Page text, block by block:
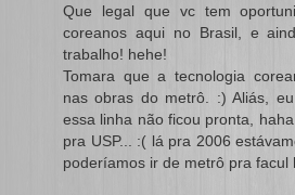
Que legal que vc tem
coreanos aqui no Brasil, e
trabalho! hehe!
Tomara que a tecnologia
nas obras do metrô. :) Aliás,
essa linha não ficou pronta,
pra USP... :( lá pra 2006
poderíamos ir de metrô pra facul